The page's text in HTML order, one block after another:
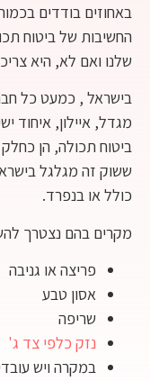
באחוזים בודדים
החשיבות של ביטוח
שלנו ואם לא, היא
מגדל, איילון, איחוד
ביטוח תכולה, הן
ששוק זה מגלגל
כולל או בנפרד.
מקרים בהם נצטרך
פריצה או גניבה
אסון טבע
שריפה
נזק כלפי צד ג'
במקרה ויש